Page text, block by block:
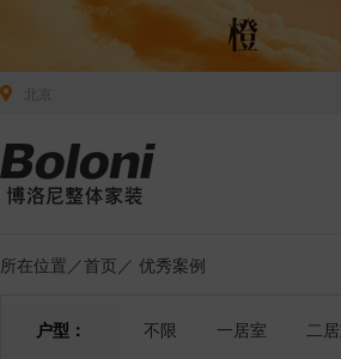
所在位置／首页 ／ 优秀案例
户型： 不限 一居室 二